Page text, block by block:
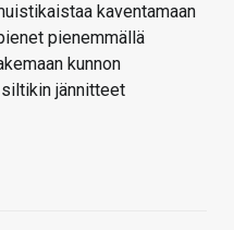
kaventamaan
pienemmällä
kunnon
jännitteet